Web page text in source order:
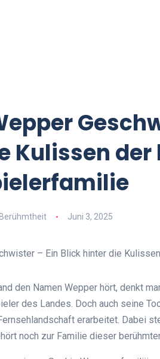
Kulissen
Berühmtheit Juni 3, 2025
den Namen Wepper hört, denkt
des Landes. Doch auch seine
erarbeitet. Dabei
noch zur Familie dieser